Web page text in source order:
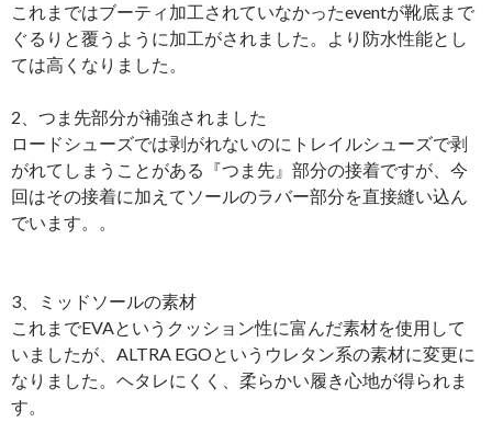
これまではブーティ加工されていなかったeventが靴底まで
ぐるりと覆うように加工がされました。より防水性能とし
ては高くなりました。
2、つま先部分が補強されました
ロードシューズでは剥がれないのにトレイルシューズで剥
がれてしまうことがある『つま先』部分の接着ですが、今
回はその接着に加えてソールのラバー部分を直接縫い込ん
でいます。。
3、ミッドソールの素材
これまでEVAというクッション性に富んだ素材を使用して
いましたが、ALTRA EGOというウレタン系の素材に変更に
なりました。ヘタレにくく、柔らかい履き心地が得られま
す。